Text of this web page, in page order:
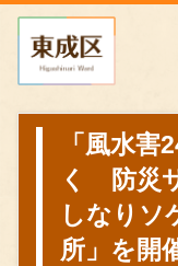
「風水
く 防災
しなりソ
所」を開